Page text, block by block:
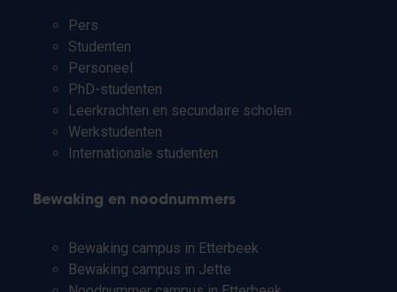
Pers
Studenten
Personeel
PhD-studenten
Leerkrachten en secundaire scholen
Werkstudenten
Internationale studenten
Bewaking en noodnummers
Bewaking campus in Etterbeek
Bewaking campus in Jette